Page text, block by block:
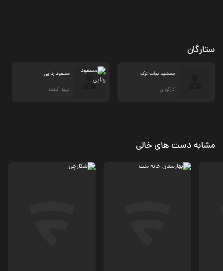
ستارگان
جمشید بیات ترک
کارگردان
مسعود ردایی
تهیه کننده
مشابه دست های خالی